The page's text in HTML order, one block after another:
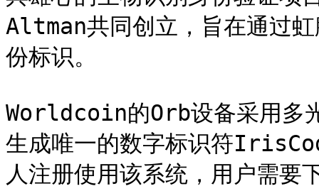
Altman共同创立，旨在通过
份标识。
Worldcoin的Orb设备采用多
生成唯一的数字标识符
人注册使用该系统，用户需